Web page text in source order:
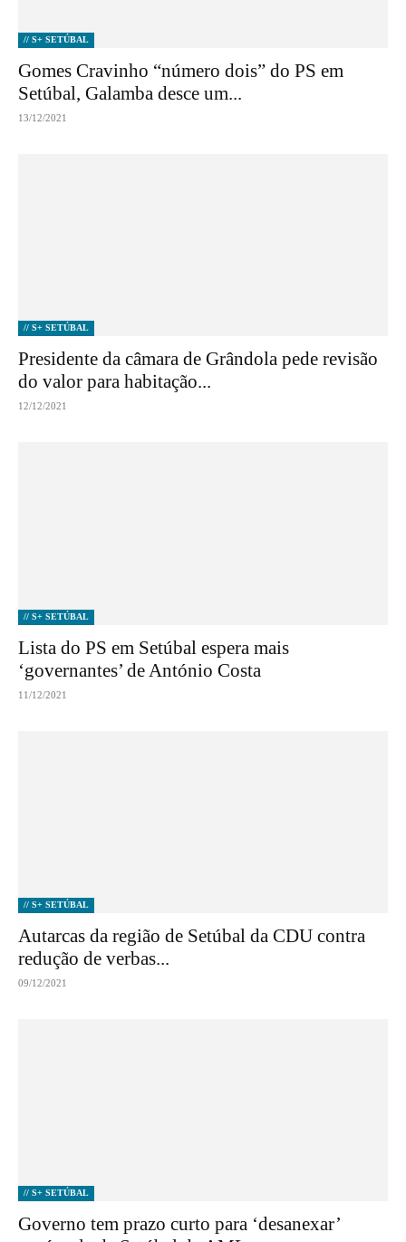
// S+ SETÚBAL
Gomes Cravinho “número dois” do PS em
Setúbal, Galamba desce um...
13/12/2021
// S+ SETÚBAL
Presidente da câmara de Grândola pede revisão
do valor para habitação...
12/12/2021
// S+ SETÚBAL
Lista do PS em Setúbal espera mais
‘governantes’ de António Costa
11/12/2021
// S+ SETÚBAL
Autarcas da região de Setúbal da CDU contra
redução de verbas...
09/12/2021
// S+ SETÚBAL
Governo tem prazo curto para ‘desanexar’